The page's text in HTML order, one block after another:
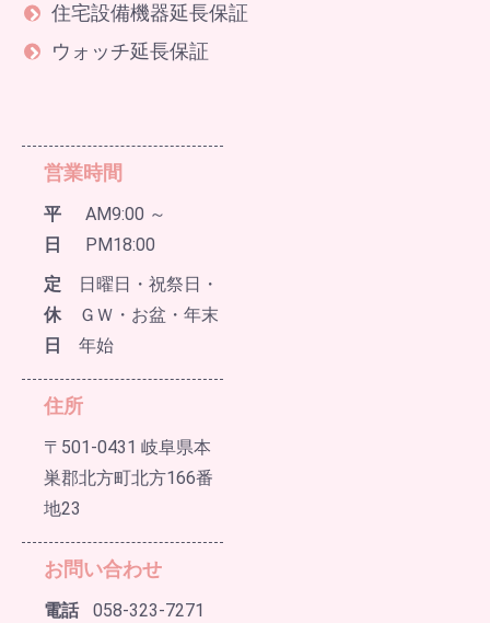
住宅設備機器延長保証
ウォッチ延長保証
営業時間
平
日
AM9:00 ～
PM18:00
定
休
日
日曜日・祝祭日・
ＧＷ・お盆・年末
年始
住所
〒501-0431 岐阜県本
巣郡北方町北方166番
地23
お問い合わせ
電話
058-323-7271